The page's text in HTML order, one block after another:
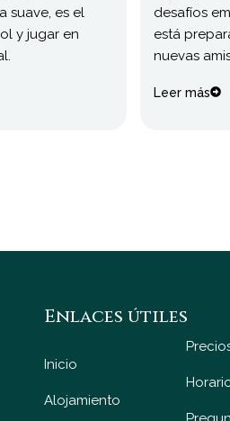
suave, es el
y jugar en
desafíos
está
nuevas
Leer más
Enlaces útiles
Inicio
Alojamiento